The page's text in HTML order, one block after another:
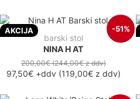
AKCIJA -51%
barski stol
NINA H AT
200,00€(244,00€z ddv)
97,50€+ddv(119,00€z ddv)